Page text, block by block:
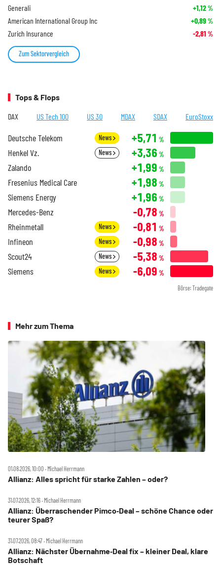
Generali +1,12%
American International Group Inc +0,89%
Zurich Insurance -2,81 %
Zum Sektorvergleich
Tops & Flops
DAX US Tech 100 US 30 MDAX SDAX EuroStoxx
Deutsche Telekom News +5,71 %
Henkel Vz. News +3,36 %
Zalando +1,99 %
Fresenius Medical Care +1,98 %
Siemens Energy +1,96 %
Mercedes-Benz -0,78 %
Rheinmetall News -0,81 %
Infineon News -0,98 %
Scout24 News -5,38 %
Siemens News -6,09 %
Börse: Tradegate
Mehr zum Thema
01.08.2026, 10:00 ‧ Michael Herrmann
Allianz: Alles spricht für starke Zahlen – oder?
31.07.2026, 12:16 ‧ Michael Herrmann
Allianz: Überraschender Pimco‑Deal – schöne Chance oder
teurer Spaß?
31.07.2026, 08:47 ‧ Michael Herrmann
Allianz: Nächster Übernahme‑Deal fix – kleiner Deal, klare
Botschaft